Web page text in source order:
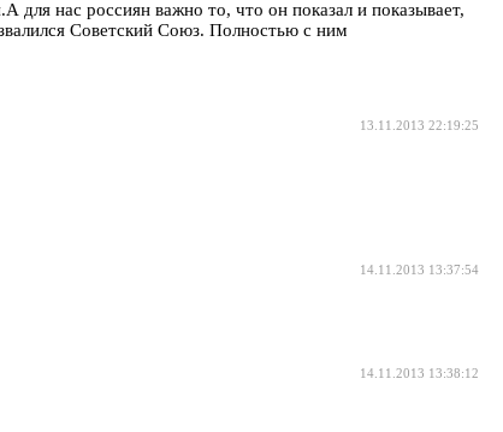
для нас россиян важно то, что он показал и показывает,
Советский Союз. Полностью с ним
13.11.2013 22:19:25
14.11.2013 13:37:54
14.11.2013 13:38:12